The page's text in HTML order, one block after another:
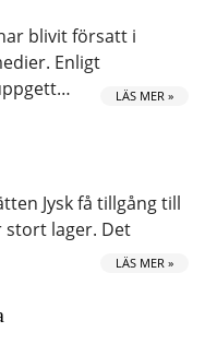
blivit försatt i
Enligt
LÄS MER »
Jysk få tillgång till
stort lager. Det
LÄS MER »